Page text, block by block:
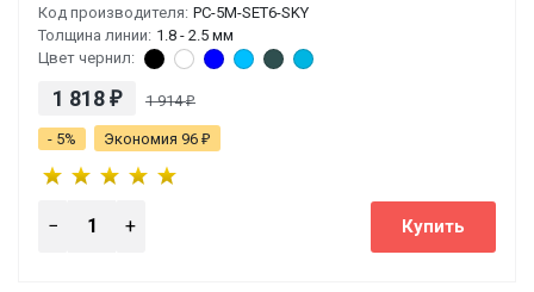
Код производителя: PC-5M-SET6-SKY
Толщина линии: 1.8 - 2.5 мм
Цвет чернил:
1 818 ₽ 1 914₽
- 5% Экономия 96 ₽